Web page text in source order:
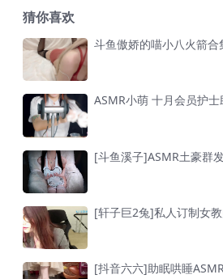
猜你喜欢
斗鱼傲娇的喵小八火箭合
ASMR小萌 十月会员护
[斗鱼溪子]ASMR土豪群
[轩子巨2兔]私人订制女
[抖音六六]助眠哄睡